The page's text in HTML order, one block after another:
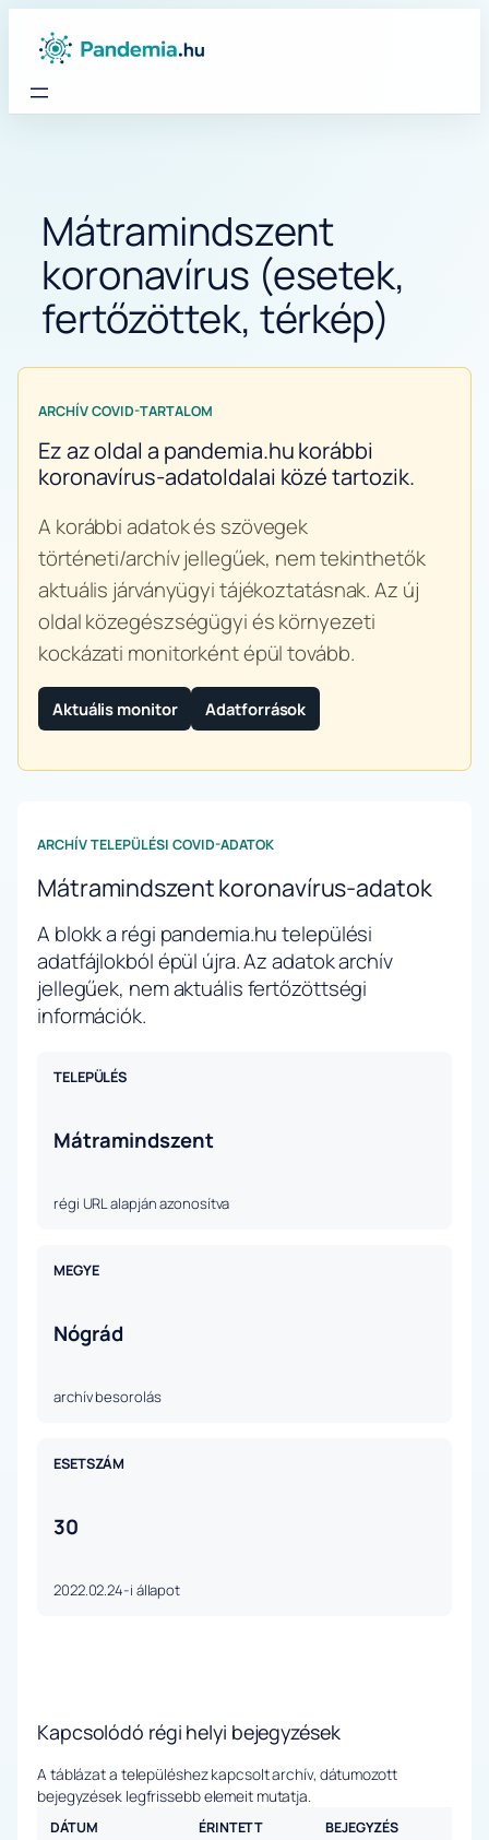
Mátramindszent
koronavírus (esetek,
fertőzöttek, térkép)
ARCHÍV COVID-TARTALOM
Ez az oldal a pandemia.hu korábbi
koronavírus-adatoldalai közé tartozik.
A korábbi adatok és szövegek
történeti/archív jellegűek, nem tekinthetők
aktuális járványügyi tájékoztatásnak. Az új
oldal közegészségügyi és környezeti
kockázati monitorként épül tovább.
Aktuális monitor Adatforrások
ARCHÍV TELEPÜLÉSI COVID-ADATOK
Mátramindszent koronavírus-adatok
A blokk a régi pandemia.hu települési
adatfájlokból épül újra. Az adatok archív
jellegűek, nem aktuális fertőzöttségi
információk.
TELEPÜLÉS
Mátramindszent
régi URL alapján azonosítva
MEGYE
Nógrád
archív besorolás
ESETSZÁM
30
2022.02.24-i állapot
Kapcsolódó régi helyi bejegyzések
A táblázat a településhez kapcsolt archív, dátumozott
bejegyzések legfrissebb elemeit mutatja.
DÁTUM ÉRINTETT BEJEGYZÉS